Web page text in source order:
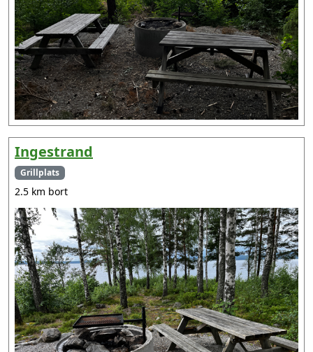
Ingestrand
Grillplats
2.5 km bort